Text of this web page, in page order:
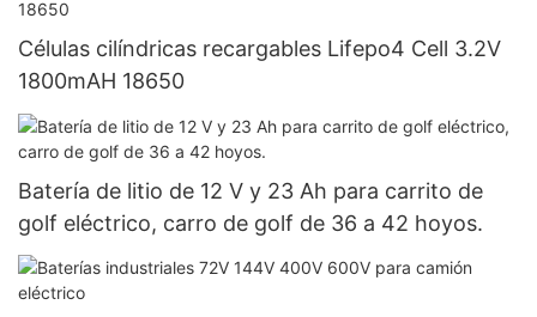
Células cilíndricas recargables Lifepo4 Cell 3.2V
1800mAH 18650
Batería de litio de 12 V y 23 Ah para carrito de
golf eléctrico, carro de golf de 36 a 42 hoyos.